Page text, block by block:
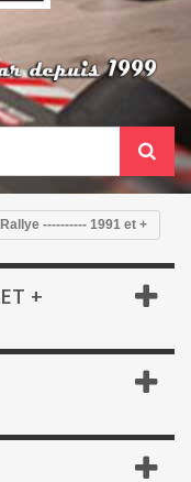
---------- 1991 et +
+